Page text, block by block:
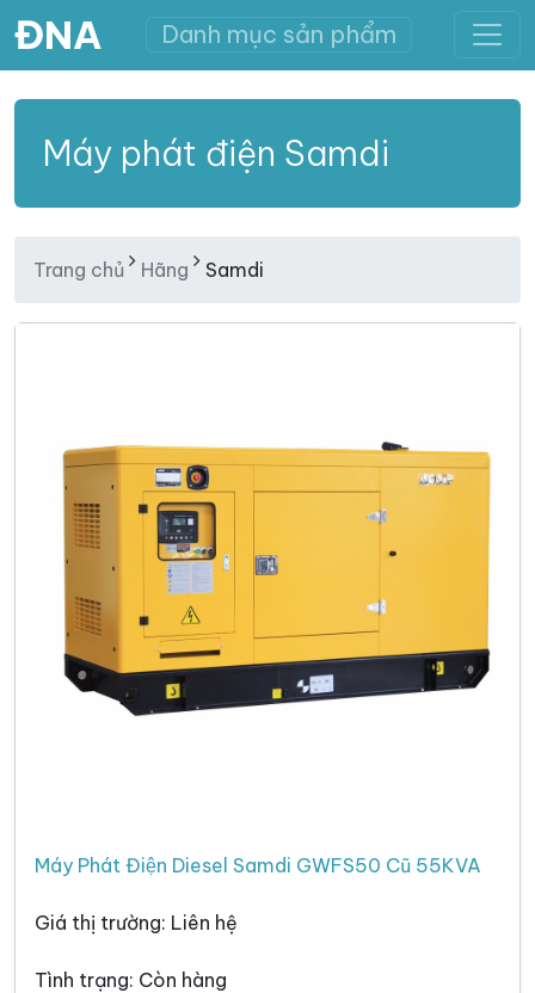
ĐNA Danh mục sản phẩm
Máy phát điện Samdi
Trang chủ Hãng Samdi
Máy Phát Điện Diesel Samdi GWFS50 Cũ 55KVA
Giá thị trường: Liên hệ
Tình trạng: Còn hàng